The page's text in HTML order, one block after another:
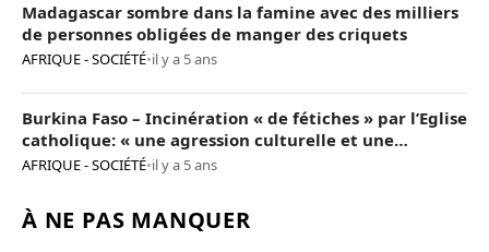
Madagascar sombre dans la famine avec des milliers
de personnes obligées de manger des criquets
AFRIQUE - SOCIÉTÉ•il y a 5 ans
Burkina Faso – Incinération « de fétiches » par l’Eglise
catholique: « une agression culturelle et une
provocation de trop »
AFRIQUE - SOCIÉTÉ•il y a 5 ans
À NE PAS MANQUER